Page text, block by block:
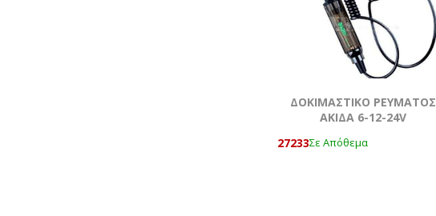
ΔΟΚΙΜΑΣΤΙΚΟ ΡΕΥΜΑΤΟΣ
ΑΚΙΔΑ 6-12-24V
27233Σε Απόθεμα